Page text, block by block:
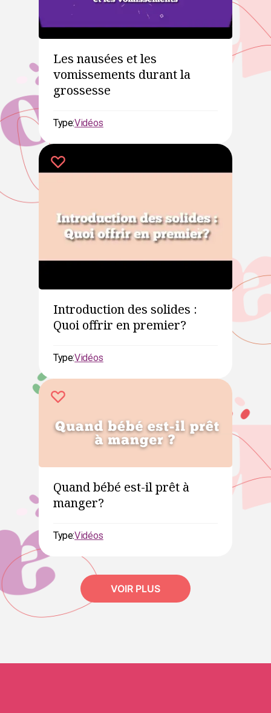
Les nausées et les
vomissements durant la
grossesse
Type:Vidéos
Introduction des solides :
Quoi offrir en premier?
Type:Vidéos
Quand bébé est-il prêt à
manger?
Type:Vidéos
VOIR PLUS